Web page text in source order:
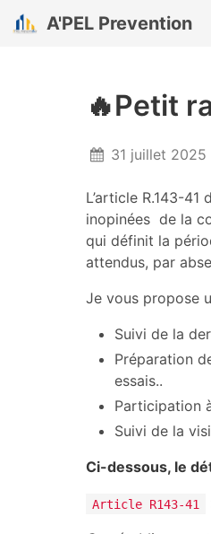
A'PEL Prevention
🔥Petit
Publié
31 juillet 2025
L’article R.143-
inopinées de la
qui définit la
attendus, par
Je vous propose
Suivi de la
Préparation
essais..
Participation
Suivi de la
Ci-dessous, le
Article R143-41